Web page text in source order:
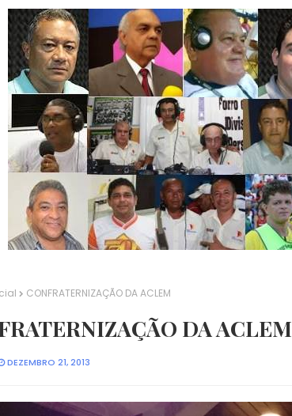
CONFRATERNIZAÇÃO DA ACLEM
DA ACLEM
DEZEMBRO 21, 2013